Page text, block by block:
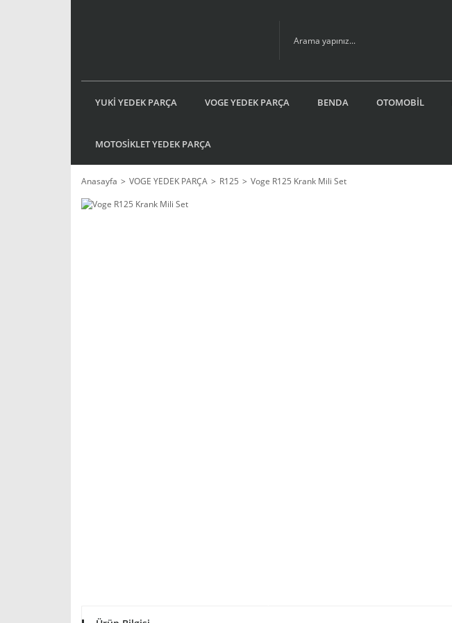
YUKİ YEDEK PARÇA VOGE YEDEK PARÇA BENDA OTOMOBİL
MOTOSİKLET YEDEK PARÇA
Anasayfa VOGE YEDEK PARÇA R125
Voge R125 Krank Mili Set